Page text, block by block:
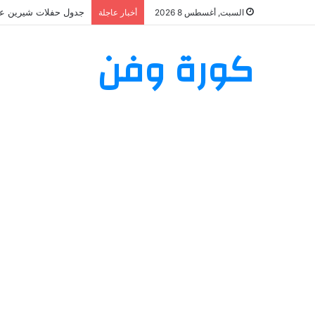
السبت, أغسطس 8 2026 أخبار عاجلة جدول حفلات شيرين عبد الوهاب 2026: تعرف على مواعيد
كورة وفن